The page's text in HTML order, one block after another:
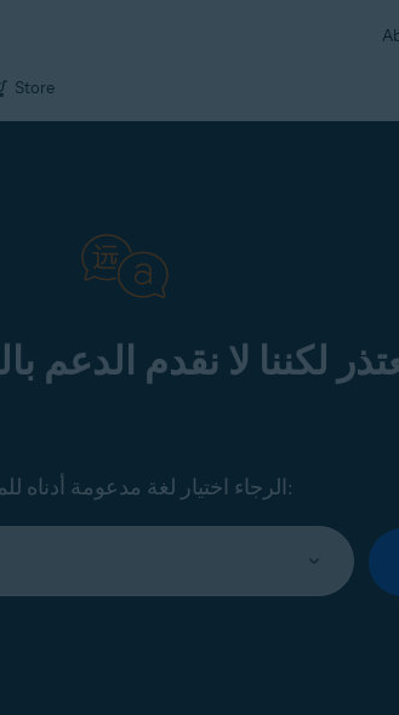
Store
لكننا لا نقدم الدعم
الرجاء اختيار لغة مدعومة أدناه للمتابعة: